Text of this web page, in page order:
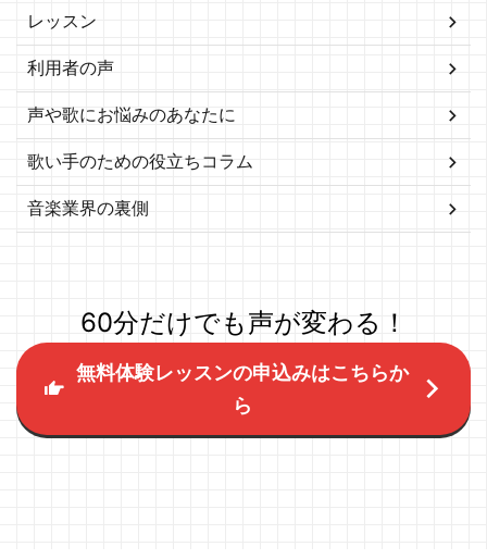
レッスン
利用者の声
声や歌にお悩みのあなたに
歌い手のための役立ちコラム
音楽業界の裏側
60分だけでも声が変わる！
無料体験レッスンの申込みはこちらか
ら